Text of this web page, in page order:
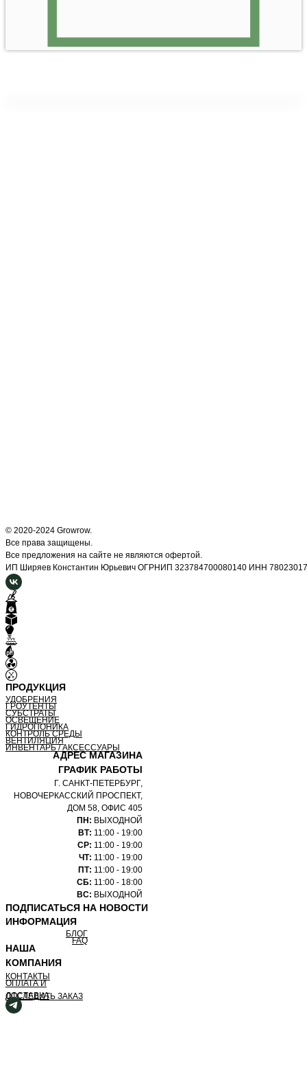
© 2020-2024 Growrow.
Все права защищены.
Все предложения на сайте не являются офертой.
ИП Ширяев Константин Юрьевич ОГРНИП 323784700080140 ИНН
ПРОДУКЦИЯ
УДОБРЕНИЯ
ГРОУТЕНТЫ
СУБСТРАТЫ
ОСВЕЩЕНИЕ
ГИДРОПОНИКА
КОНТРОЛЬ СРЕДЫ
ВЕНТИЛЯЦИЯ
ИНВЕНТАРЬ / АКСЕССУАРЫ
АДРЕС МАГАЗИНА
ГРАФИК РАБОТЫ
Г. САНКТ-ПЕТЕРБУРГ,
НОВОЧЕРКАССКИЙ ПРОСПЕКТ,
ДОМ 58, ОФИС 405
ПН: ВЫХОДНОЙ
ВТ: 11:00 - 19:00
СР: 11:00 - 19:00
ЧТ: 11:00 - 19:00
ПТ: 11:00 - 19:00
СБ: 11:00 - 18:00
ВС: ВЫХОДНОЙ
ПОДПИСАТЬСЯ НА НОВОСТИ
ИНФОРМАЦИЯ
БЛОГ
FAQ
НАША
КОМПАНИЯ
КОНТАКТЫ
ОПЛАТА И
ДОСТАВКА
ОТСЛЕДИТЬ ЗАКАЗ